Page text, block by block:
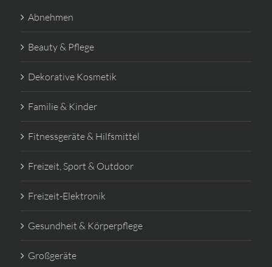
Abnehmen
Beauty & Pflege
Dekorative Kosmetik
Familie & Kinder
Fitnessgeräte & Hilfsmittel
Freizeit, Sport & Outdoor
Freizeit-Elektronik
Gesundheit & Körperpflege
Großgeräte